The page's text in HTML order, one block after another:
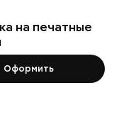
на печатные
Оформить